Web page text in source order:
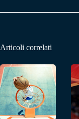
Articoli correlati